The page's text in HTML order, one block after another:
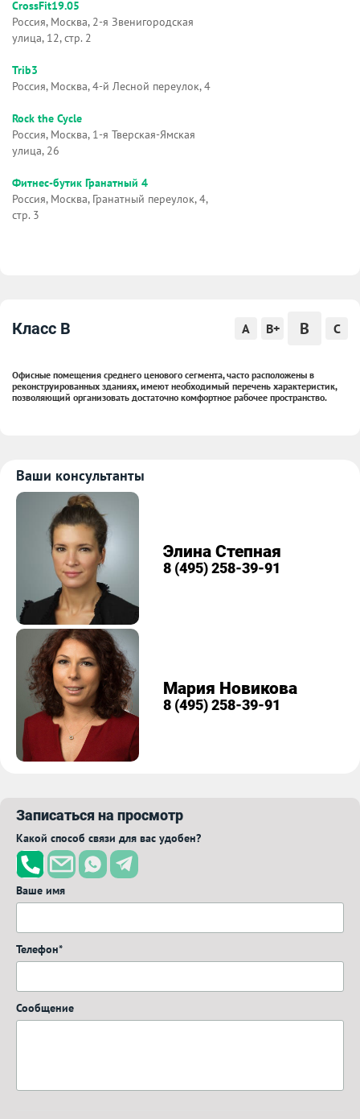
CrossFit19.05
Россия, Москва, 2-я Звенигородская
улица, 12, стр. 2
Trib3
Россия, Москва, 4-й Лесной переулок, 4
Rock the Cycle
Россия, Москва, 1-я Тверская-Ямская
улица, 26
Фитнес-бутик Гранатный 4
Россия, Москва, Гранатный переулок, 4,
стр. 3
Класс B A B+ B C
Офисные помещения среднего ценового сегмента, часто расположены в
реконструированных зданиях, имеют необходимый перечень характеристик,
позволяющий организовать достаточно комфортное рабочее пространство.
Ваши консультанты
Элина Степная
8 (495) 258-39-91
Мария Новикова
8 (495) 258-39-91
Записаться на просмотр
Какой способ связи для вас удобен?
Ваше имя
Телефон*
Сообщение